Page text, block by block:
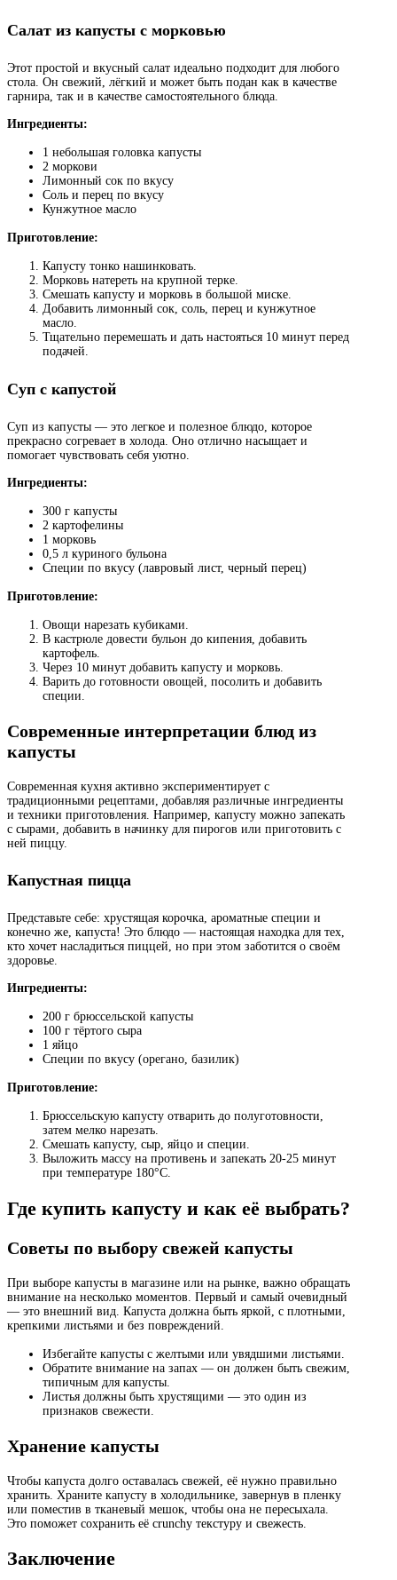
Салат из капусты с морковью
Этот простой и вкусный салат идеально подходит для любого
стола. Он свежий, лёгкий и может быть подан как в качестве
гарнира, так и в качестве самостоятельного блюда.
Ингредиенты:
1 небольшая головка капусты
2 моркови
Лимонный сок по вкусу
Соль и перец по вкусу
Кунжутное масло
Приготовление:
Капусту тонко нашинковать.
Морковь натереть на крупной терке.
Смешать капусту и морковь в большой миске.
Добавить лимонный сок, соль, перец и кунжутное
масло.
Тщательно перемешать и дать настояться 10 минут перед
подачей.
Суп с капустой
Суп из капусты — это легкое и полезное блюдо, которое
прекрасно согревает в холода. Оно отлично насыщает и
помогает чувствовать себя уютно.
Ингредиенты:
300 г капусты
2 картофелины
1 морковь
0,5 л куриного бульона
Специи по вкусу (лавровый лист, черный перец)
Приготовление:
Овощи нарезать кубиками.
В кастрюле довести бульон до кипения, добавить
картофель.
Через 10 минут добавить капусту и морковь.
Варить до готовности овощей, посолить и добавить
специи.
Современные интерпретации блюд из
капусты
Современная кухня активно экспериментирует с
традиционными рецептами, добавляя различные ингредиенты
и техники приготовления. Например, капусту можно запекать
с сырами, добавить в начинку для пирогов или приготовить с
ней пиццу.
Капустная пицца
Представьте себе: хрустящая корочка, ароматные специи и
конечно же, капуста! Это блюдо — настоящая находка для тех,
кто хочет насладиться пиццей, но при этом заботится о своём
здоровье.
Ингредиенты:
200 г брюссельской капусты
100 г тёртого сыра
1 яйцо
Специи по вкусу (орегано, базилик)
Приготовление:
Брюссельскую капусту отварить до полуготовности,
затем мелко нарезать.
Смешать капусту, сыр, яйцо и специи.
Выложить массу на противень и запекать 20-25 минут
при температуре 180°C.
Где купить капусту и как её выбрать?
Советы по выбору свежей капусты
При выборе капусты в магазине или на рынке, важно обращать
внимание на несколько моментов. Первый и самый очевидный
— это внешний вид. Капуста должна быть яркой, с плотными,
крепкими листьями и без повреждений.
Избегайте капусты с желтыми или увядшими листьями.
Обратите внимание на запах — он должен быть свежим,
типичным для капусты.
Листья должны быть хрустящими — это один из
признаков свежести.
Хранение капусты
Чтобы капуста долго оставалась свежей, её нужно правильно
хранить. Храните капусту в холодильнике, завернув в пленку
или поместив в тканевый мешок, чтобы она не пересыхала.
Это поможет сохранить её crunchy текстуру и свежесть.
Заключение